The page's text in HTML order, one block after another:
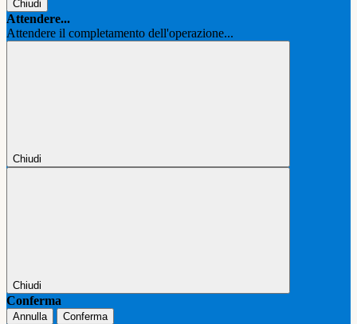
Chiudi
Attendere...
Attendere il completamento dell'operazione...
Chiudi
Chiudi
Conferma
Annulla Conferma